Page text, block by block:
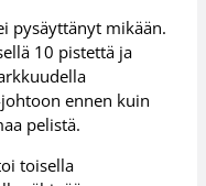
pysäyttänyt mikään.
10 pistettä ja
ennen kuin
pelistä.
toisella